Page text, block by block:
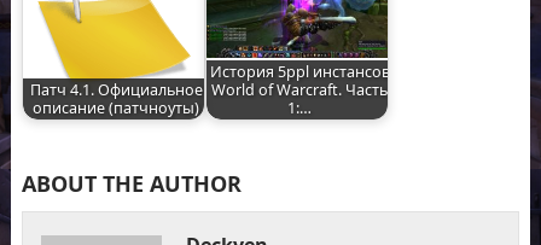
Патч 4.1. Официальное
описание (патчноуты)
История 5ppl инстансов
World of Warcraft. Часть
1:…
ABOUT THE AUTHOR